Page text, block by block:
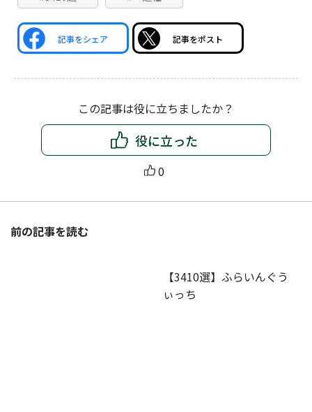
記事をシェア 記事をポスト
この記事は役に立ちましたか？
役に立った
0
前の記事を読む
【3410選】ふらいんぐう
ぃっち